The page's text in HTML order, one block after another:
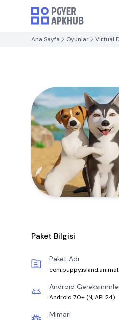
Ana Sayfa Oyunlar Virtual
Paket Bilgisi
Paket Adı
Android
Android 7.0+ (N, API 24)
Mimari